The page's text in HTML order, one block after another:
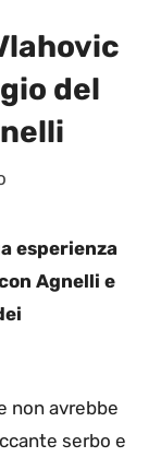
del
esperienza
Agnelli e
non avrebbe
serbo e